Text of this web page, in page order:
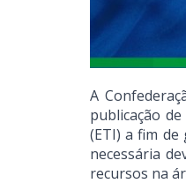
A
publicação
(ETI) a fim
necessária
recursos na